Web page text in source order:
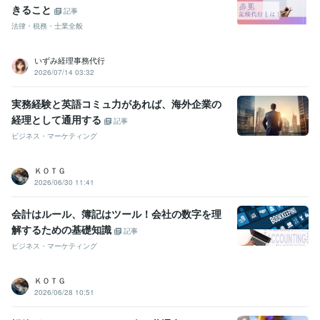
きること
記事
法律・税務・士業全般
いずみ経理事務代行
2026/07/14 03:32
実務経験と英語コミュ力があれば、海外企業の
経理として通用する
記事
ビジネス・マーケティング
ＫＯＴＧ
2026/06/30 11:41
会計はルール、簿記はツール！会社の数字を理
解するための基礎知識
記事
ビジネス・マーケティング
ＫＯＴＧ
2026/06/28 10:51